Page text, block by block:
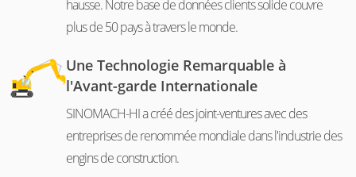
hausse. Notre base de données clients solide couvre
plus de 50 pays à travers le monde.
Une Technologie Remarquable à
l'Avant-garde Internationale
SINOMACH-HI a créé des joint-ventures avec des
entreprises de renommée mondiale dans l'industrie des
engins de construction.